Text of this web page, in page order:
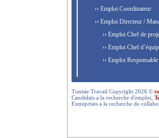
›› Emploi Coordinateur
›› Emploi Directeur /
›› Emploi Chef de
›› Emploi Chef
›› Emploi Responsable
Tunisie Travail Copyright 2026 ©
Candidats a la recherche d'emploi,
Entreprises a la recherche de